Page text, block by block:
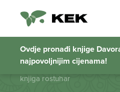
Ovdje pronađi knjige
najpovoljnijim cijenama!
knjiga
Početna stranica
knjiga rostuhar